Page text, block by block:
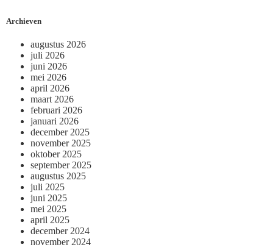
Archieven
augustus 2026
juli 2026
juni 2026
mei 2026
april 2026
maart 2026
februari 2026
januari 2026
december 2025
november 2025
oktober 2025
september 2025
augustus 2025
juli 2025
juni 2025
mei 2025
april 2025
december 2024
november 2024